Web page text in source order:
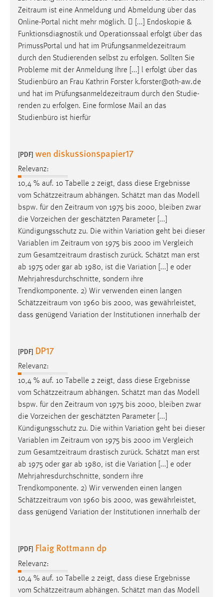
Zeitraum ist eine Anmeldung und Abmeldung über das
Online-Portal nicht mehr möglich.  [...] Endoskopie &
Funktionsdiagnostik und Operationssaal erfolgt über das
PrimussPortal und hat im Prüfungsanmeldezeitraum
durch den Studierenden selbst zu erfolgen. Sollten Sie
Probleme mit der Anmeldung Ihre [...] l erfolgt über das
Studienbüro an Frau Kathrin Forster k.forster@oth-aw.de
und hat im Prüfungsanmeldezeitraum durch den Studie-
renden zu erfolgen. Eine formlose Mail an das
Studienbüro ist hierfür
[PDF] wen diskussionspapier17
Relevanz:
10,4 % auf. 10 Tabelle 2 zeigt, dass diese Ergebnisse
vom Schätzzeitraum abhängen. Schätzt man das Modell
bspw. für den Zeitraum von 1975 bis 2000, bleiben zwar
die Vorzeichen der geschätzten Parameter [...]
Kündigungsschutz zu. Die within Variation geht bei dieser
Variablen im Zeitraum von 1975 bis 2000 im Vergleich
zum Gesamtzeitraum drastisch zurück. Schätzt man erst
ab 1975 oder gar ab 1980, ist die Variation [...] e oder
Mehrjahresdurchschnitte, sondern ihre
Trendkomponente. 2) Wir verwenden einen langen
Schätzzeitraum von 1960 bis 2000, was gewährleistet,
dass genügend Variation der Institutionen innerhalb der
[PDF] DP17
Relevanz:
10,4 % auf. 10 Tabelle 2 zeigt, dass diese Ergebnisse
vom Schätzzeitraum abhängen. Schätzt man das Modell
bspw. für den Zeitraum von 1975 bis 2000, bleiben zwar
die Vorzeichen der geschätzten Parameter [...]
Kündigungsschutz zu. Die within Variation geht bei dieser
Variablen im Zeitraum von 1975 bis 2000 im Vergleich
zum Gesamtzeitraum drastisch zurück. Schätzt man erst
ab 1975 oder gar ab 1980, ist die Variation [...] e oder
Mehrjahresdurchschnitte, sondern ihre
Trendkomponente. 2) Wir verwenden einen langen
Schätzzeitraum von 1960 bis 2000, was gewährleistet,
dass genügend Variation der Institutionen innerhalb der
[PDF] Flaig Rottmann dp
Relevanz:
10,4 % auf. 10 Tabelle 2 zeigt, dass diese Ergebnisse
vom Schätzzeitraum abhängen. Schätzt man das Modell